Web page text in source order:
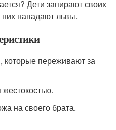
Дети запирают своих
них нападают львы.
переживают за
на своего брата.